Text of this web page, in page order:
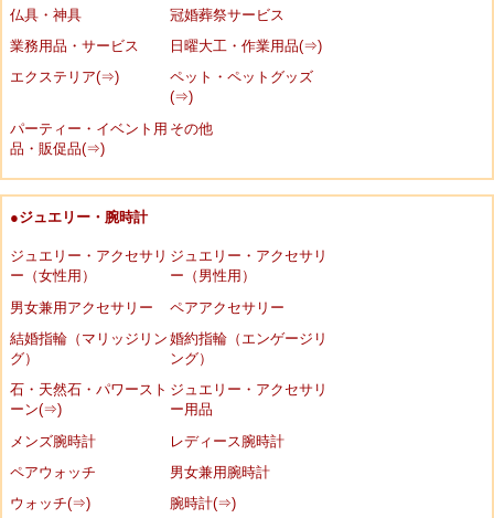
仏具・神具
冠婚葬祭サービス
業務用品・サービス
日曜大工・作業用品(⇒)
エクステリア(⇒)
ペット・ペットグッズ
(⇒)
パーティー・イベント用
品・販促品(⇒)
その他
●ジュエリー・腕時計
ジュエリー・アクセサリ
ー（女性用）
ジュエリー・アクセサリ
ー（男性用）
男女兼用アクセサリー
ペアアクセサリー
結婚指輪（マリッジリン
グ）
婚約指輪（エンゲージリ
ング）
石・天然石・パワースト
ーン(⇒)
ジュエリー・アクセサリ
ー用品
メンズ腕時計
レディース腕時計
ペアウォッチ
男女兼用腕時計
ウォッチ(⇒)
腕時計(⇒)